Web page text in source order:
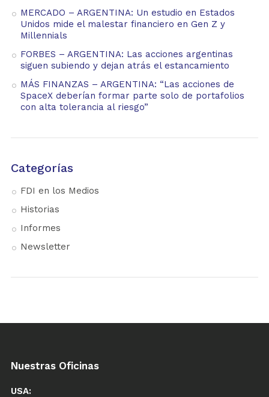
MERCADO – ARGENTINA: Un estudio en Estados
Unidos mide el malestar financiero en Gen Z y
Millennials
FORBES – ARGENTINA: Las acciones argentinas
siguen subiendo y dejan atrás el estancamiento
MÁS FINANZAS – ARGENTINA: “Las acciones de
SpaceX deberían formar parte solo de portafolios
con alta tolerancia al riesgo”
Categorías
FDI en los Medios
Historias
Informes
Newsletter
Nuestras Oficinas
USA: